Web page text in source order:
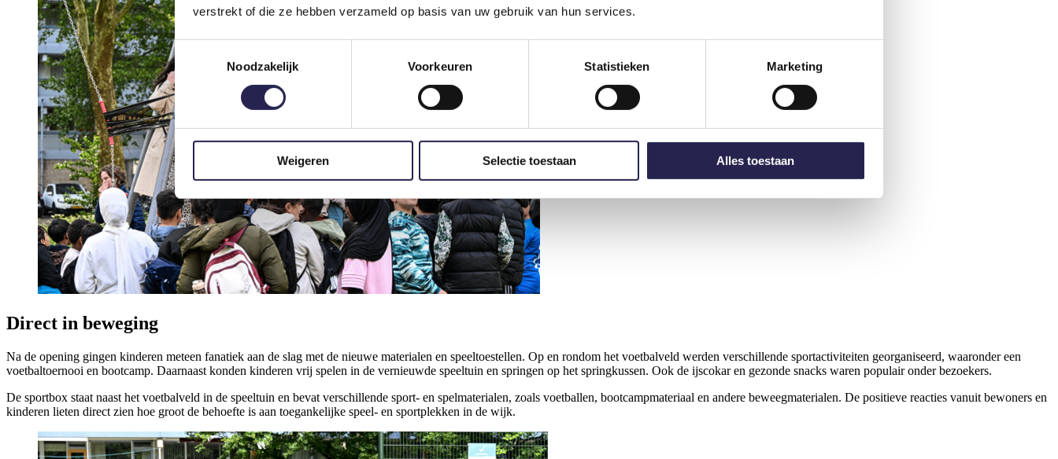
verstrekt of die ze hebben verzameld op basis van uw gebruik van hun services.
Toestemmingsselectie
Noodzakelijk
Voorkeuren Statistieken Marketing
Weigeren Selectie toestaan Alles toestaan
Direct in beweging
Na de opening gingen kinderen meteen fanatiek aan de slag met de nieuwe materialen en speeltoestellen. Op en rondom het voetbalveld werden verschillende sportactiviteiten georganiseerd, waaronder een
voetbaltoernooi en bootcamp. Daarnaast konden kinderen vrij spelen in de vernieuwde speeltuin en springen op het springkussen. Ook de ijscokar en gezonde snacks waren populair onder bezoekers.
De sportbox staat naast het voetbalveld in de speeltuin en bevat verschillende sport- en spelmaterialen, zoals voetballen, bootcampmateriaal en andere beweegmaterialen. De positieve reacties vanuit bewoners en
kinderen lieten direct zien hoe groot de behoefte is aan toegankelijke speel- en sportplekken in de wijk.